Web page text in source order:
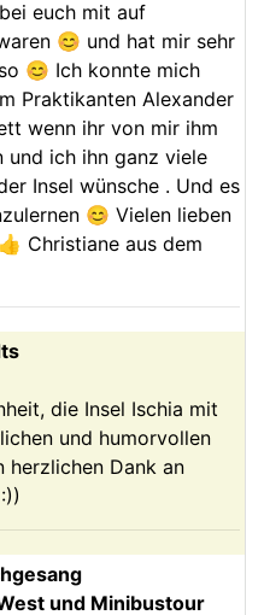
euch mit auf
😊 und hat mir sehr
😊 Ich konnte mich
Praktikanten Alexander
wenn ihr von mir ihm
und ich ihn ganz viele
Insel wünsche . Und es
😊 Vielen lieben
Christiane aus dem
die Insel Ischia mit
und humorvollen
herzlichen Dank an
und Minibustour